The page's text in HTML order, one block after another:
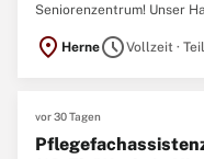
Seniorenzentrum! Unser
Unsere Einrichtung ist
location_on HernescheduleVollzeit ·
vor 30 Tagen